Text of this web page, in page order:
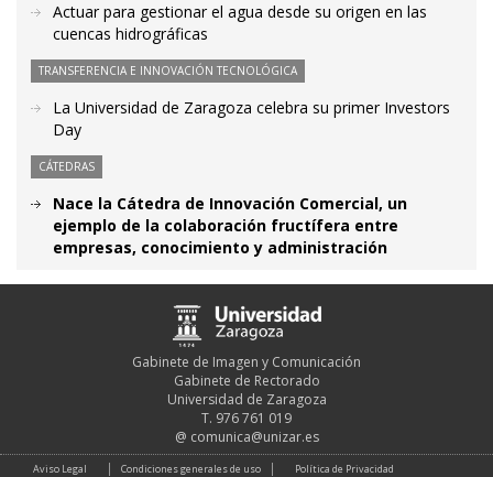
Actuar para gestionar el agua desde su origen en las
cuencas hidrográficas
TRANSFERENCIA E INNOVACIÓN TECNOLÓGICA
La Universidad de Zaragoza celebra su primer Investors
Day
CÁTEDRAS
Nace la Cátedra de Innovación Comercial, un
ejemplo de la colaboración fructífera entre
empresas, conocimiento y administración
Gabinete de Imagen y Comunicación
Gabinete de Rectorado
Universidad de Zaragoza
T. 976 761 019
@ comunica@unizar.es
Aviso Legal Condiciones generales de uso Política de Privacidad